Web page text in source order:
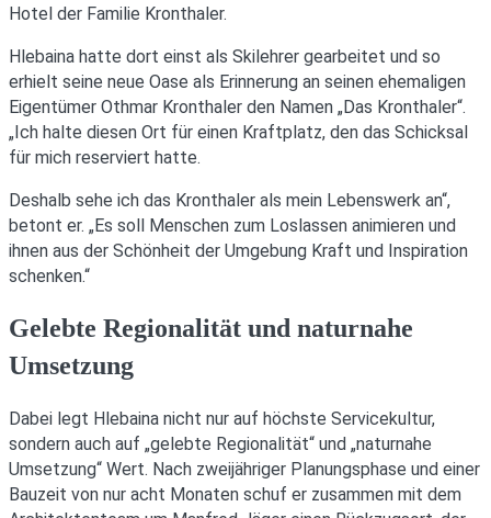
Hotel der Familie Kronthaler.
Hlebaina hatte dort einst als Skilehrer gearbeitet und so
erhielt seine neue Oase als Erinnerung an seinen ehemaligen
Eigentümer Othmar Kronthaler den Namen „Das Kronthaler“.
„Ich halte diesen Ort für einen Kraftplatz, den das Schicksal
für mich reserviert hatte.
Deshalb sehe ich das Kronthaler als mein Lebenswerk an“,
betont er. „Es soll Menschen zum Loslassen animieren und
ihnen aus der Schönheit der Umgebung Kraft und Inspiration
schenken.“
Gelebte Regionalität und naturnahe
Umsetzung
Dabei legt Hlebaina nicht nur auf höchste Servicekultur,
sondern auch auf „gelebte Regionalität“ und „naturnahe
Umsetzung“ Wert. Nach zweijähriger Planungsphase und einer
Bauzeit von nur acht Monaten schuf er zusammen mit dem